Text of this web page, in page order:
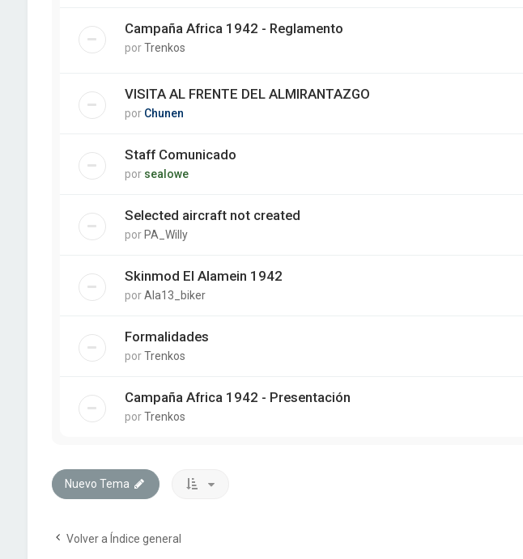
Campaña Africa 1942 - Reglamento
porTrenkos
VISITA AL FRENTE DEL ALMIRANTAZGO
por Chunen
Staff Comunicado
por sealowe
Selected aircraft not created
por PA_Willy
Skinmod El Alamein 1942
porAla13_biker
Formalidades
porTrenkos
Campaña Africa 1942 - Presentación
porTrenkos
Nuevo Tema
Volver a Índice general